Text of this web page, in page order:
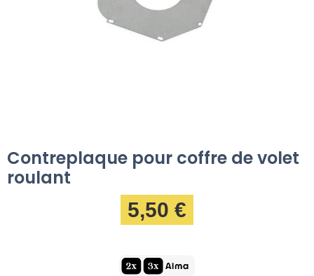
Contreplaque pour coffre de volet
roulant
5,50 €